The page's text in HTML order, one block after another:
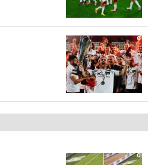
0
0